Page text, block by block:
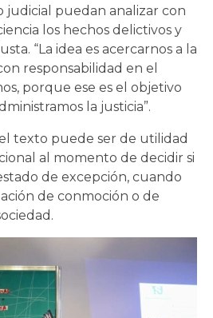
judicial puedan analizar con
los hechos delictivos y
“La idea es acercarnos a la
responsabilidad en el
porque ese es el objetivo
la justicia”.
texto puede ser de utilidad
al momento de decidir si
de excepción, cuando
de conmoción o de